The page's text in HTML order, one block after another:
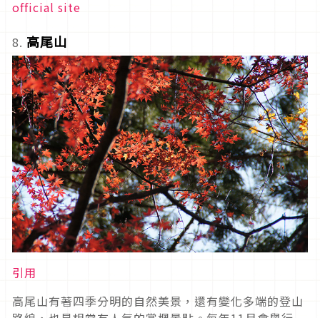
official site
8. 高尾山
引用
高尾山有著四季分明的自然美景，還有變化多端的登山